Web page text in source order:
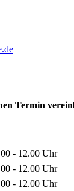
Termin
- 12.00 Uhr
- 12.00 Uhr
- 12.00 Uhr